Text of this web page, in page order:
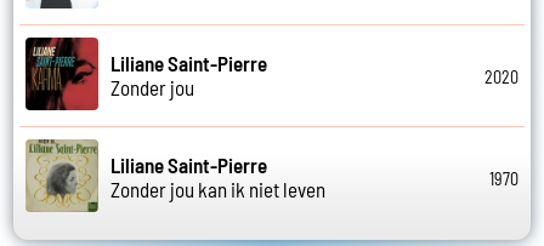
Liliane Saint-Pierre
Zonder jou
2020
Liliane Saint-Pierre
Zonder jou kan ik niet leven
1970